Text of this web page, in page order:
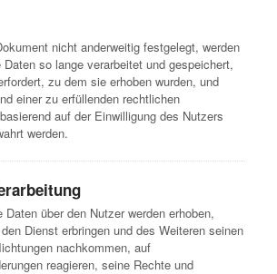
nicht anderweitig festgelegt, werden
Daten so lange verarbeitet und gespeichert,
zu dem sie erhoben wurden, und
einer zu erfüllenden rechtlichen
auf der Einwilligung des Nutzers
werden.
Daten über den Nutzer werden erhoben,
Dienst erbringen und des Weiteren seinen
nachkommen, auf
reagieren, seine Rechte und